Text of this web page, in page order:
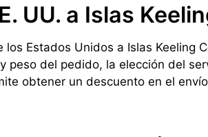
UU. a Islas
los Estados Unidos a Islas
peso del pedido, la elección del
obtener un descuento en el